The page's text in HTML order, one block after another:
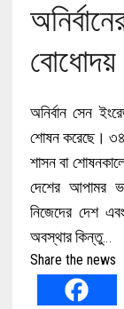
বোধোদয়
অনির্বান সেন
শোষন করেছে। ৩৪
শাসন বা
দেশের আপামর
নিজেদের দেশ
অবস্থার কিন্তু…
Share the news